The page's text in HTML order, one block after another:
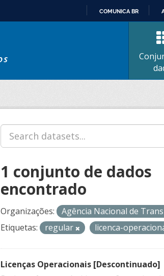
CONTEÚDO
COMUNICA BR
1 conjunto de dados
encontrado
Organizações: Agência Nacional de
Etiquetas:
regular licenca-
Licenças Operacionais [Descontinuado]